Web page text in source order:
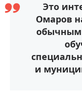
Это
Омаров
обычным
и